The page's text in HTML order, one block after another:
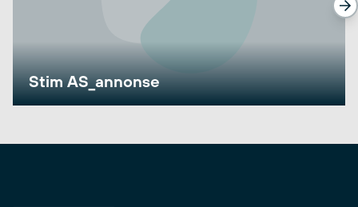
Stim AS_annonse